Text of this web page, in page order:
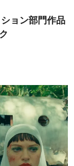
ョン部門作品